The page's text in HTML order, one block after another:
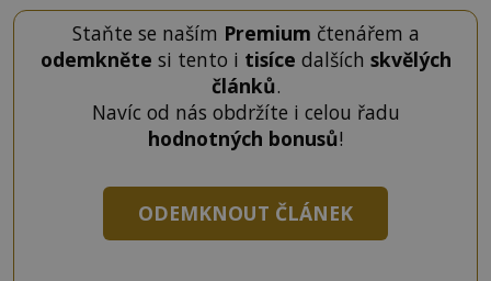
Staňte se naším Premium čtenářem a
odemkněte si tento i tisíce dalších skvělých
článků.
Navíc od nás obdržíte i celou řadu
hodnotných bonusů!
ODEMKNOUT ČLÁNEK